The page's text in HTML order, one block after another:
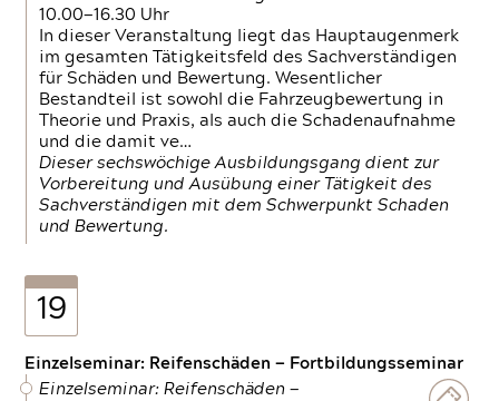
10.00—16.30 Uhr
In dieser Veranstaltung liegt das Hauptaugenmerk
im gesamten Tätigkeitsfeld des Sachverständigen
für Schäden und Bewertung. Wesentlicher
Bestandteil ist sowohl die Fahrzeugbewertung in
Theorie und Praxis, als auch die Schadenaufnahme
und die damit ve…
Dieser sechswöchige Ausbildungsgang dient zur
Vorbereitung und Ausübung einer Tätigkeit des
Sachverständigen mit dem Schwerpunkt Schaden
und Bewertung.
19
Einzelseminar: Reifenschäden — Fortbildungsseminar
Einzelseminar: Reifenschäden —